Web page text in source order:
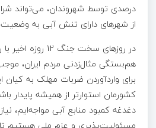
درصدی توسط شهروندان، می‌تواند
از شهرهای دارای تنش‌ آبی به وضعیت
در روزهای سخت
هم‌بستگی مثال‌زدنی مردم ایران،
برای واردآوردن ضربات مهلک به کیان
کشورمان استوارتر از همیشه پایدار
دغدغه کمبود منابع آبی مواجه‌ایم،